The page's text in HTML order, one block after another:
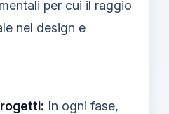
per cui il raggio
nel design e
In ogni fase,